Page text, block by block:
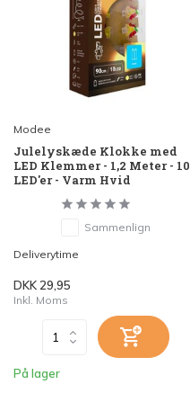
Modee
Julelyskæde Klokke med
LED Klemmer - 1,2 Meter - 10
LED'er - Varm Hvid
Sammenlign
Deliverytime
DKK 29,95
Inkl. Moms
På lager